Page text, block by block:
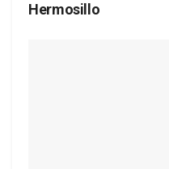
Hermosillo